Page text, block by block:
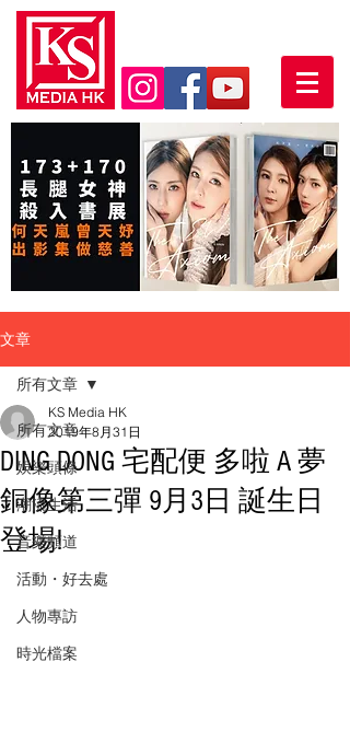
文章
所有文章
娛樂頭條
潮流生活
音樂頻道
活動・好去處
人物專訪
時光檔案
所有文章
DING DONG 宅配便 多啦 A 夢
銅像第三彈 9月3日 誕生日
登場!
KS Media HK
2019年8月31日